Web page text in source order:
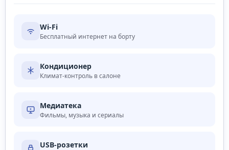
Wi‑Fi
Бесплатный интернет на борту
Кондиционер
Климат-контроль в салоне
Медиатека
Фильмы, музыка и сериалы
USB-розетки